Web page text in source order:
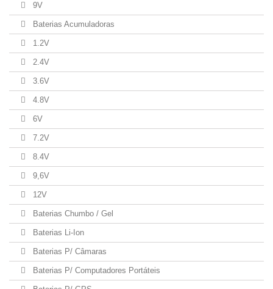
9V
Baterias Acumuladoras
1.2V
2.4V
3.6V
4.8V
6V
7.2V
8.4V
9,6V
12V
Baterias Chumbo / Gel
Baterias Li-Ion
Baterias P/ Câmaras
Baterias P/ Computadores Portáteis